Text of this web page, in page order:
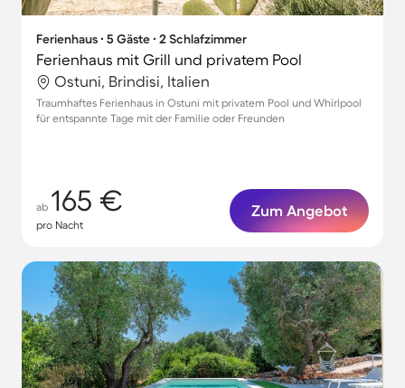
Ferienhaus ∙ 5 Gäste ∙ 2 Schlafzimmer
Ferienhaus mit Grill und privatem Pool
Ostuni, Brindisi, Italien
Traumhaftes Ferienhaus in Ostuni mit privatem Pool und Whirlpool
für entspannte Tage mit der Familie oder Freunden
ab 165 €
pro Nacht
Zum Angebot